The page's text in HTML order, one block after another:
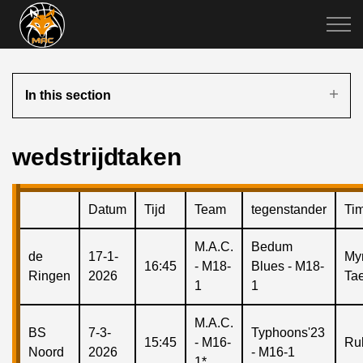
In this section
wedstrijdtaken
Datum Tijd Team tegenstander
de
Ringen
17-1-
2026
16:45
M.A.C.
- M18-
1
Bedum
Blues - M18-
1
BS
Noord
7-3-
2026
15:45
M.A.C.
- M16-
Typhoons'23
- M16-1